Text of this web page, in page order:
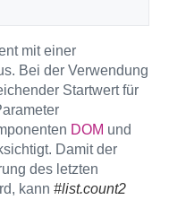
mit einer
Bei der Verwendung
Startwert für
DOM und
Damit der
des letzten
kann #list.count2